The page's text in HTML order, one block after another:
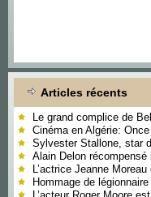
Articles récents
Le grand complice de
Cinéma en Algérie:
Sylvester Stallone, star
Alain Delon
L’actrice Jeanne
Hommage de